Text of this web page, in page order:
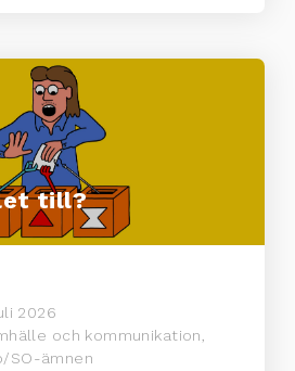
till?
2026
och kommunikation,
SO-ämnen